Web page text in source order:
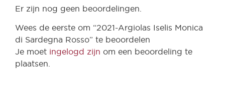
Er zijn nog geen beoordelingen.
Wees de eerste om “2021-Argiolas Iselis Monica
di Sardegna Rosso” te beoordelen
Je moet ingelogd zijn om een beoordeling te
plaatsen.